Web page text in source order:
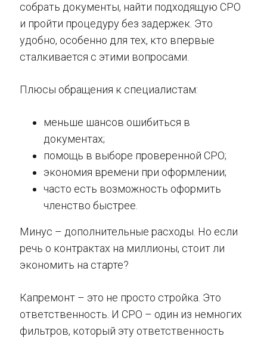
собрать документы, найти подходящую СРО
и пройти процедуру без задержек. Это
удобно, особенно для тех, кто впервые
сталкивается с этими вопросами.
Плюсы обращения к специалистам:
меньше шансов ошибиться в
документах;
помощь в выборе проверенной СРО;
экономия времени при оформлении;
часто есть возможность оформить
членство быстрее.
Минус – дополнительные расходы. Но если
речь о контрактах на миллионы, стоит ли
экономить на старте?
Капремонт – это не просто стройка. Это
ответственность. И СРО – один из немногих
фильтров, который эту ответственность